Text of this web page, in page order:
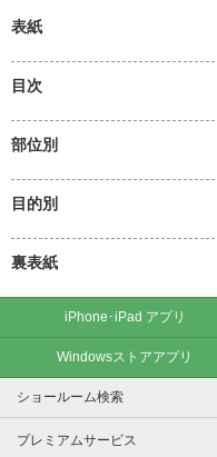
表紙
目次
部位別
目的別
裏表紙
iPhone･iPad アプリ
Windowsストアアプリ
ショールーム検索
プレミアムサービス